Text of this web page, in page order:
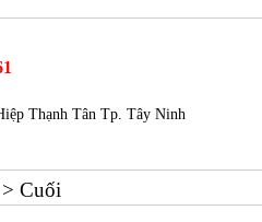
Thạnh Tân Tp. Tây Ninh
> Cuối